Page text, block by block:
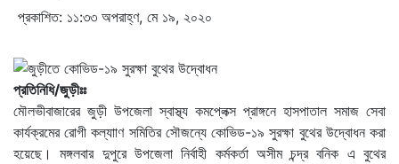
প্রকাশিত: ১১:৩৩ অপরাহ্ণ, মে ১৯, ২০২০
প্রতিনিধি/জুড়ীঃঃ
মৌলভীবাজারের জুড়ী উপজেলা স্বাস্থ্য কমপ্লেক্স প্রাঙ্গনে হাসপাতাল সমাজ সেবা
কার্যক্রমের রোগী কল্যাাণ সমিতির সৌজন্যে কোভিড-১৯ সুরক্ষা বুথের উদ্বোধন করা
হয়েছে। মঙ্গলবার দুপুরে উপজেলা নির্বাহী কর্মকর্তা অসীম চন্দ্র বনিক এ বুথের